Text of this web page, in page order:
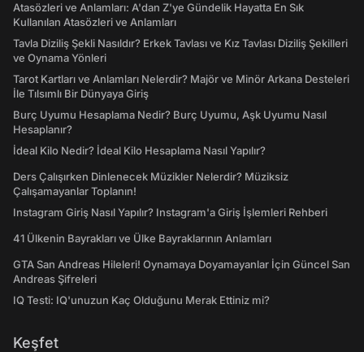
Atasözleri ve Anlamları: A'dan Z'ye Gündelik Hayatta En Sık
Kullanılan Atasözleri ve Anlamları
Tavla Diziliş Şekli Nasıldır? Erkek Tavlası ve Kız Tavlası Diziliş Şekilleri
ve Oynama Yönleri
Tarot Kartları ve Anlamları Nelerdir? Majör ve Minör Arkana Desteleri
İle Tılsımlı Bir Dünyaya Giriş
Burç Uyumu Hesaplama Nedir? Burç Uyumu, Aşk Uyumu Nasıl
Hesaplanır?
İdeal Kilo Nedir? İdeal Kilo Hesaplama Nasıl Yapılır?
Ders Çalışırken Dinlenecek Müzikler Nelerdir? Müziksiz
Çalışamayanlar Toplanın!
Instagram Giriş Nasıl Yapılır? Instagram'a Giriş İşlemleri Rehberi
41 Ülkenin Bayrakları ve Ülke Bayraklarının Anlamları
GTA San Andreas Hileleri! Oynamaya Doyamayanlar İçin Güncel San
Andreas Şifreleri
IQ Testi: IQ'unuzun Kaç Olduğunu Merak Ettiniz mi?
Keşfet